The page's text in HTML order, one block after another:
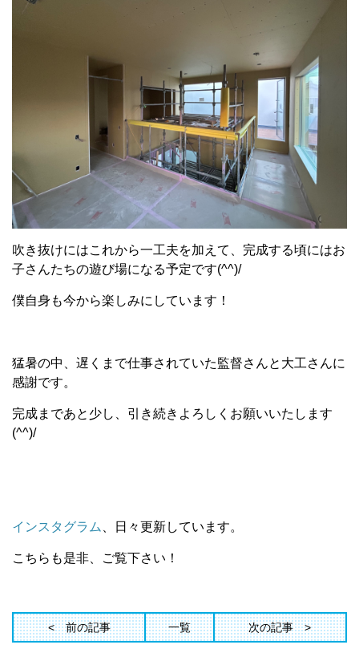
吹き抜けにはこれから一工夫を加えて、完成する頃にはお
子さんたちの遊び場になる予定です(^^)/
僕自身も今から楽しみにしています！
猛暑の中、遅くまで仕事されていた監督さんと大工さんに
感謝です。
完成まであと少し、引き続きよろしくお願いいたします
(^^)/
インスタグラム 、日々更新しています。
こちらも是非、ご覧下さい！
前の記事 一覧 次の記事